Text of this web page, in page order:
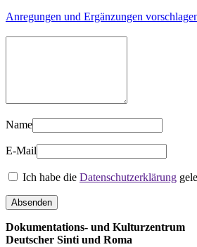
Anregungen und Ergänzungen
Name
E-Mail
Ich habe die Datenschutzerklärung
Dokumentations- und Kulturzentrum
Deutscher Sinti und Roma